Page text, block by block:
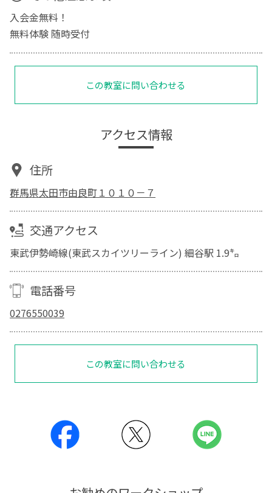
入会金無料！
無料体験 随時受付
この教室に問い合わせる
アクセス情報
住所
群馬県太田市由良町１０１０－７
交通アクセス
東武伊勢崎線(東武スカイツリーライン) 細谷駅 1.9㌔
電話番号
0276550039
この教室に問い合わせる